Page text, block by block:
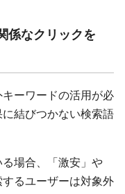
係なクリックを
ーワードの活用が必
結びつかない検索語
場合、「激安」や
するユーザーは対象外